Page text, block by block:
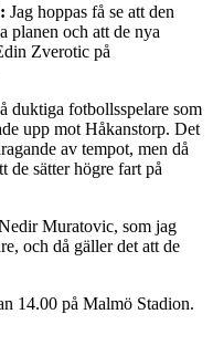
Jag hoppas få se att den
planen och att de nya
Zverotic på
duktiga fotbollsspelare som
upp mot Håkanstorp. Det
av tempot, men då
de sätter högre fart på
Muratovic, som jag
och då gäller det att de
14.00 på Malmö Stadion.